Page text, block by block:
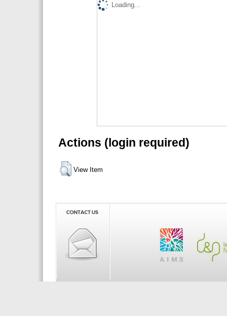
Loading...
Actions (login required)
View Item